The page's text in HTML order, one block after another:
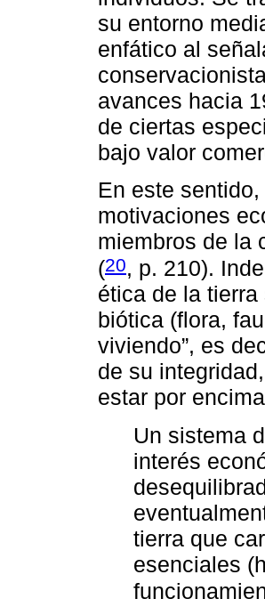
su entorno
enfático al
avances hacia
de ciertas
bajo valor
En este
motivaciones
miembros de la
(20, p. 210).
ética de la
biótica (flora,
viviendo”, es
de su
estar por
Un sistema
interés
tierra que
esenciales